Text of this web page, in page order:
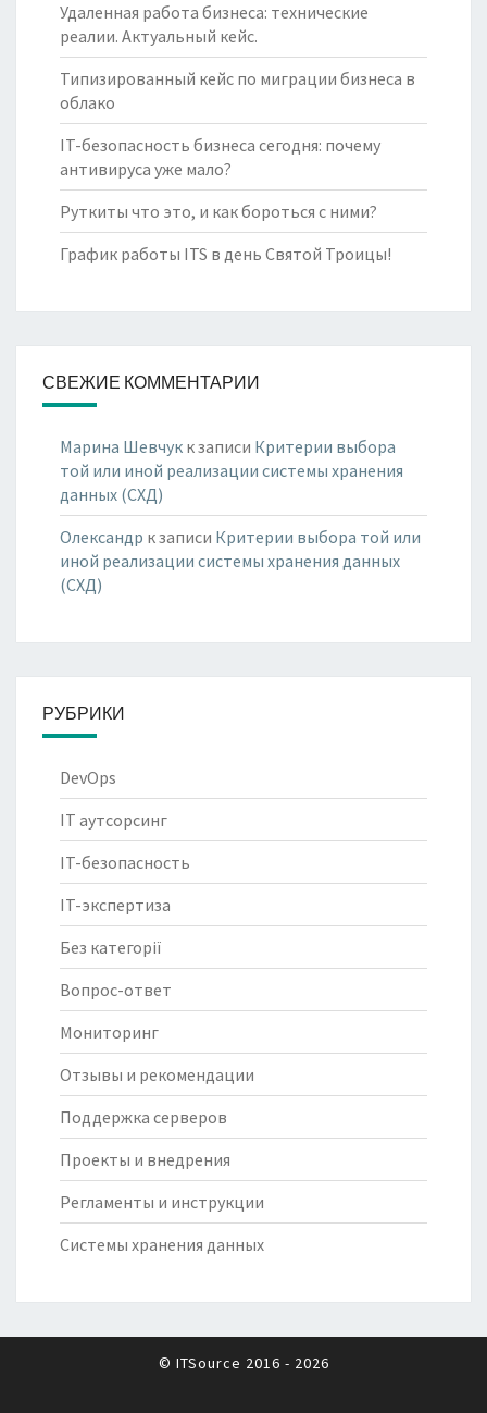
Удаленная работа бизнеса: технические
реалии. Актуальный кейс.
Типизированный кейс по миграции бизнеса в
облако
IT-безопасность бизнеса сегодня: почему
антивируса уже мало?
Руткиты что это, и как бороться с ними?
График работы ITS в день Святой Троицы!
СВЕЖИЕ КОММЕНТАРИИ
Марина Шевчук к записи Критерии выбора
той или иной реализации системы хранения
данных (СХД)
Олександр к записи Критерии выбора той или
иной реализации системы хранения данных
(СХД)
РУБРИКИ
DevOps
IT аутсорсинг
IT-безопасность
IT-экспертиза
Без категорії
Вопрос-ответ
Мониторинг
Отзывы и рекомендации
Поддержка серверов
Проекты и внедрения
Регламенты и инструкции
Системы хранения данных
© ITSource 2016 - 2026